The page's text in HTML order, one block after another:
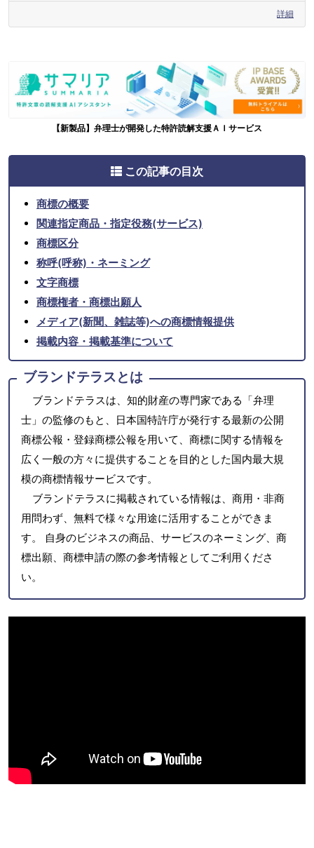
詳細
【新製品】弁理士が開発した特許読解支援ＡＩサービス
この記事の目次
商標の概要
関連指定商品・指定役務(サービス)
商標区分
称呼(呼称)・ネーミング
文字商標
商標権者・商標出願人
メディア(新聞、雑誌等)への商標情報提供
掲載内容・掲載基準について
ブランドテラスとは
ブランドテラスは、知的財産の専門家である「弁理
士」の監修のもと、日本国特許庁が発行する最新の公開
商標公報・登録商標公報を用いて、商標に関する情報を
広く一般の方々に提供することを目的とした国内最大規
模の商標情報サービスです。
ブランドテラスに掲載されている情報は、商用・非商
用問わず、無料で様々な用途に活用することができま
す。 自身のビジネスの商品、サービスのネーミング、商
標出願、商標申請の際の参考情報としてご利用くださ
い。